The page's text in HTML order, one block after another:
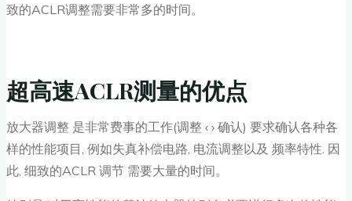
致的ACLR调整需要非常多的时间。
超高速ACLR测量的优点
放大器调整 是非常费事的工作(调整 ‹ › 确认) 要求确认各种各
样的性能项目, 例如失真补偿电路, 电流调整以及 频率特性. 因
此, 细致的ACLR 调节 需要大量的时间。